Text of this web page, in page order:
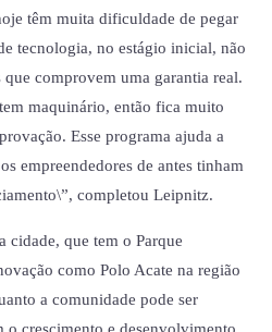
têm muita dificuldade de pegar
tecnologia, no estágio inicial, não
comprovem uma garantia real.
maquinário, então fica muito
Esse programa ajuda a
empreendedores de antes tinham
completou Leipnitz.
cidade, que tem o Parque
como Polo Acate na região
a comunidade pode ser